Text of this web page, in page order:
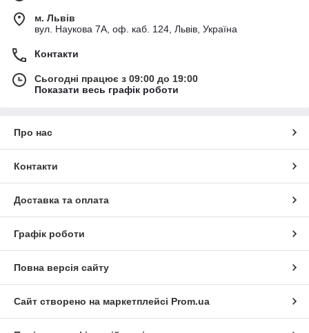
м. Львів
вул. Наукова 7А, оф. каб. 124, Львів, Україна
Контакти
Сьогодні працює з 09:00 до 19:00
Показати весь графік роботи
Про нас
Контакти
Доставка та оплата
Графік роботи
Повна версія сайту
Сайт створено на маркетплейсі Prom.ua